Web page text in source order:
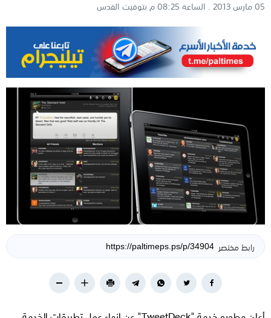
05 مارس 2013 . الساعة 08:25 م بتوقيت القدس
رابط مختصر